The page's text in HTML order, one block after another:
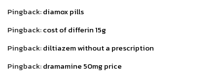
Pingback:diamox pills
Pingback:cost of differin 15g
Pingback:diltiazem without a prescription
Pingback:dramamine 50mg price